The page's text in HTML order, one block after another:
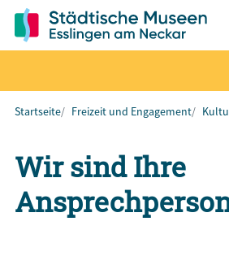
Startseite Freizeit und Engagement
Wir sind Ihre